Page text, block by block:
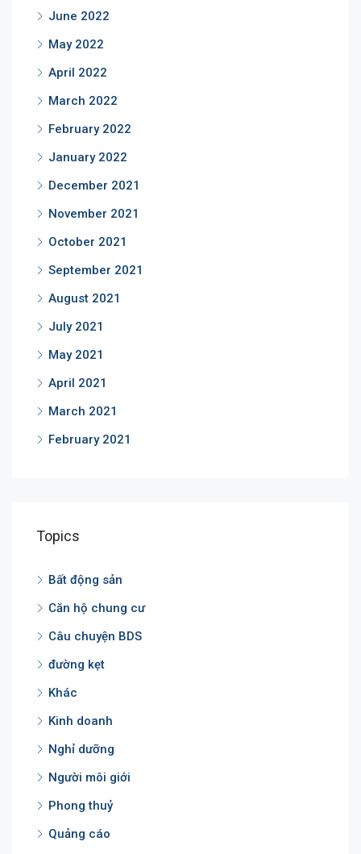
June 2022
May 2022
April 2022
March 2022
February 2022
January 2022
December 2021
November 2021
October 2021
September 2021
August 2021
July 2021
May 2021
April 2021
March 2021
February 2021
Topics
Bất động sản
Căn hộ chung cư
Câu chuyện BDS
đường kẹt
Khác
Kinh doanh
Nghỉ dưỡng
Người môi giới
Phong thuỷ
Quảng cáo